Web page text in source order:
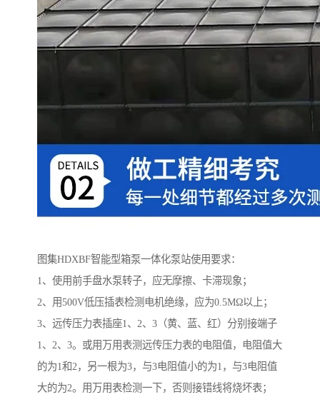
图集HDXBF智能型箱泵一体化泵站使用要求：
1、使用前手盘水泵转子，应无摩擦、卡滞现象；
2、用500V低压插表检测电机绝缘，应为0.5MΩ以上；
3、远传压力表插座1、2、3（黄、蓝、红）分别接端子
1、2、3。或用万用表测远传压力表的电阻值，电阻值大
的为1和2，另一根为3，与3电阻值小的为1，与3电阻值
大的为2。用万用表检测一下，否则接错线将烧坏表；